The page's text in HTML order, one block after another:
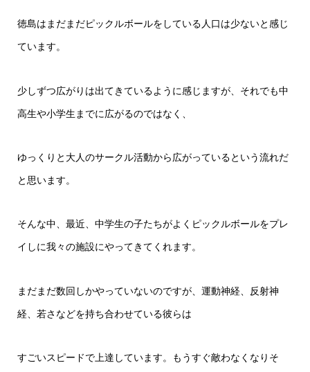
徳島はまだまだピックルボールをしている人口は少ないと感じ
ています。
少しずつ広がりは出てきているように感じますが、それでも中
高生や小学生までに広がるのではなく、
ゆっくりと大人のサークル活動から広がっているという流れだ
と思います。
そんな中、最近、中学生の子たちがよくピックルボールをプレ
イしに我々の施設にやってきてくれます。
まだまだ数回しかやっていないのですが、運動神経、反射神
経、若さなどを持ち合わせている彼らは
すごいスピードで上達しています。もうすぐ敵わなくなりそ